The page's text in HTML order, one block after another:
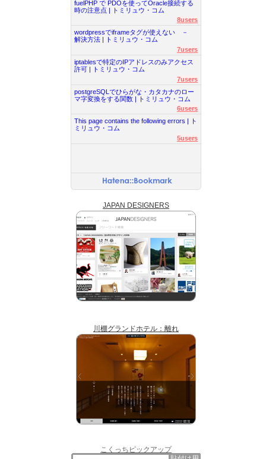
fuelPHP で PDOを使ってOracle接続する
時の注意点 | トミリュウ・コム
8users
wordpressでiframeタグが使えない －
解決方法 | トミリュウ・コム
7users
iptablesで特定のIPアドレスのみアクセス
許可 | トミリュウ・コム
7users
postgreSQLでひらがな・カタカナのロー
マ字変換をする関数 | トミリュウ・コム
6users
This page contains the following errors | ト
ミリュウ・コム
5users
JAPAN DESIGNERS
川棚グランドホテル：離れ
こくっちピックアップ